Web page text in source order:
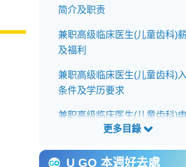
简介及职责
兼职高级临床医生(儿童齿科)
及福利
兼职高级临床医生(儿童齿科)
条件及学历要求
兼职高级临床医生(儿童齿科)
前注意事项
兼职高级临床医生(儿童齿科)申
U GO 本週好去處